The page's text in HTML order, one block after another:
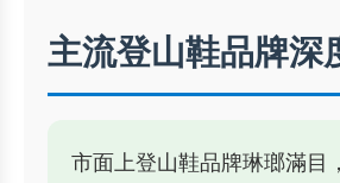
主流登山鞋品牌深
市面上登山鞋品牌琳瑯滿目